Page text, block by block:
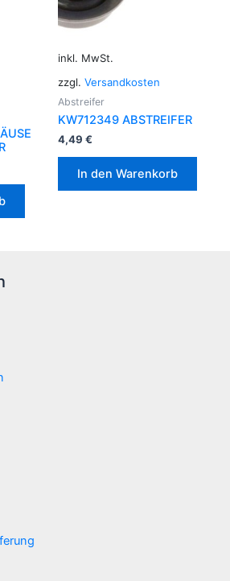
inkl. MwSt.
zzgl. Versandkosten
Abstreifer
KW712349 ABSTREIFER
4,49 €
In den Warenkorb